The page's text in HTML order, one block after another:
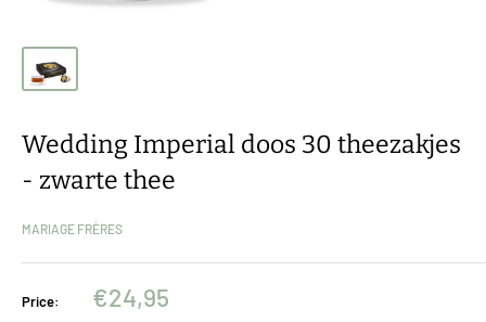
Wedding Imperial doos 30 theezakjes
- zwarte thee
MARIAGE FRÈRES
Price: €24,95